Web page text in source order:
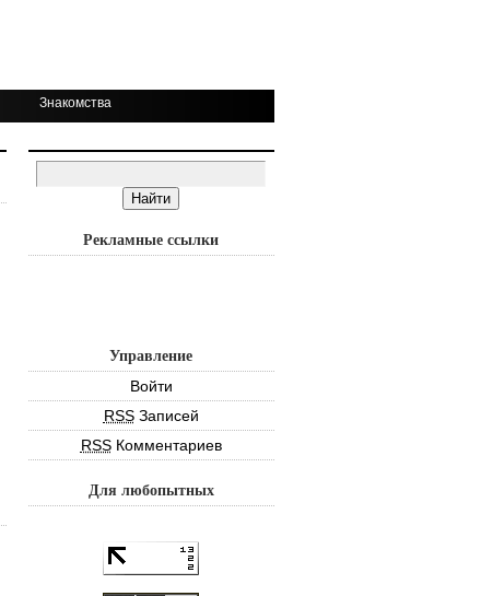
Знакомства
Рекламные ссылки
Управление
Войти
RSSЗаписей
RSSКомментариев
Для любопытных